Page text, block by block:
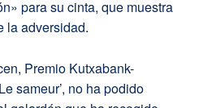
para su cinta, que muestra
la adversidad.
Premio Kutxabank-
sameur’, no ha podido